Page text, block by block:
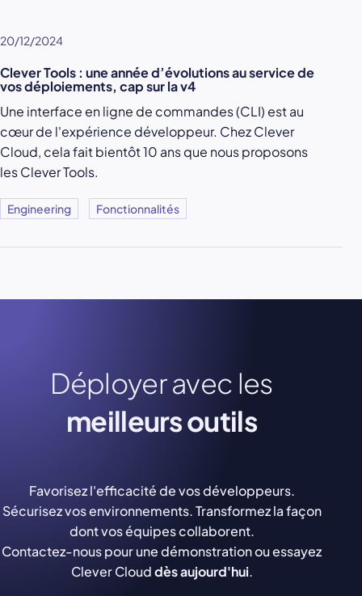
20/12/2024
Clever Tools : une année d’évolutions au service de
vos déploiements, cap sur la v4
Une interface en ligne de commandes (CLI) est au
cœur de l'expérience développeur. Chez Clever
Cloud, cela fait bientôt 10 ans que nous proposons
les Clever Tools.
Engineering Fonctionnalités
Déployer avec les
meilleurs outils
Favorisez l'efficacité de vos développeurs.
Sécurisez vos environnements. Transformez la façon
dont vos équipes collaborent.
Contactez-nous pour une démonstration ou essayez
Clever Clouddès aujourd'hui.